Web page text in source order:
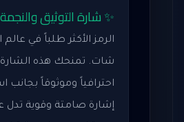
✨ شارة التوثيق
الرمز الأكثر طلباً في
شات. تمنحك هذه
احترافياً وموثوقاً
إشارة صامتة وقوية تدل